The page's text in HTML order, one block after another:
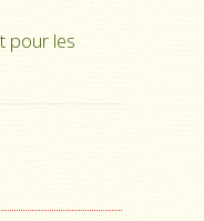
pour les